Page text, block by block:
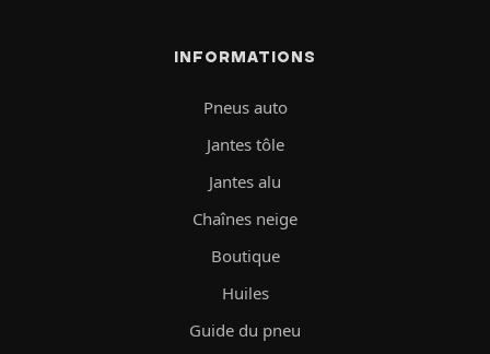
INFORMATIONS
Pneus auto
Jantes tôle
Jantes alu
Chaînes neige
Boutique
Huiles
Guide du pneu